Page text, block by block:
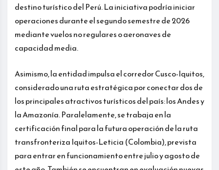
destino turístico del Perú. La iniciativa podría iniciar
operaciones durante el segundo semestre de 2026
mediante vuelos no regulares o aeronaves de
capacidad media.
Asimismo, la entidad impulsa el corredor Cusco-Iquitos,
considerado una ruta estratégica por conectar dos de
los principales atractivos turísticos del país: los Andes y
la Amazonía. Paralelamente, se trabaja en la
certificación final para la futura operación de la ruta
transfronteriza Iquitos-Leticia (Colombia), prevista
para entrar en funcionamiento entre julio y agosto de